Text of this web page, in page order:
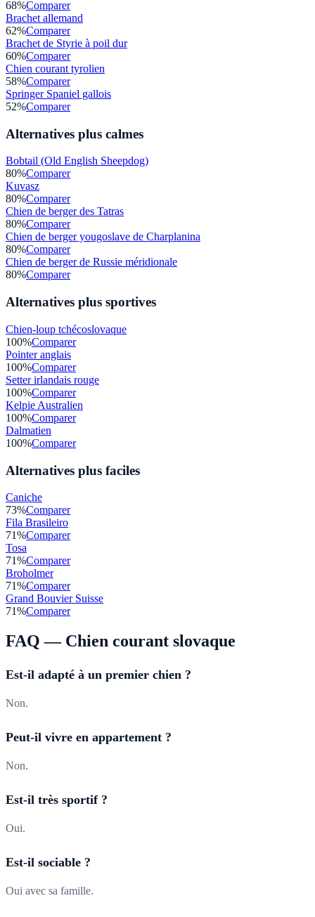
68%Comparer
Brachet allemand
62%Comparer
Brachet de Styrie à poil dur
60%Comparer
Chien courant tyrolien
58%Comparer
Springer Spaniel gallois
52%Comparer
Alternatives plus calmes
Bobtail (Old English Sheepdog)
80%Comparer
Kuvasz
80%Comparer
Chien de berger des Tatras
80%Comparer
Chien de berger yougoslave de Charplanina
80%Comparer
Chien de berger de Russie méridionale
80%Comparer
Alternatives plus sportives
Chien-loup tchécoslovaque
100%Comparer
Pointer anglais
100%Comparer
Setter irlandais rouge
100%Comparer
Kelpie Australien
100%Comparer
Dalmatien
100%Comparer
Alternatives plus faciles
Caniche
73%Comparer
Fila Brasileiro
71%Comparer
Tosa
71%Comparer
Broholmer
71%Comparer
Grand Bouvier Suisse
71%Comparer
FAQ — Chien courant slovaque
Est-il adapté à un premier chien ?
Non.
Peut-il vivre en appartement ?
Non.
Est-il très sportif ?
Oui.
Est-il sociable ?
Oui avec sa famille.